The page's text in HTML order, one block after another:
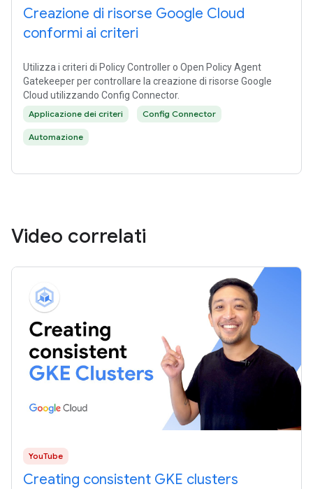
Creazione di risorse Google Cloud
conformi ai criteri
Utilizza i criteri di Policy Controller o Open Policy Agent
Gatekeeper per controllare la creazione di risorse Google
Cloud utilizzando Config Connector.
Applicazione dei criteri Config Connector
Automazione
Video correlati
YouTube
Creating consistent GKE clusters